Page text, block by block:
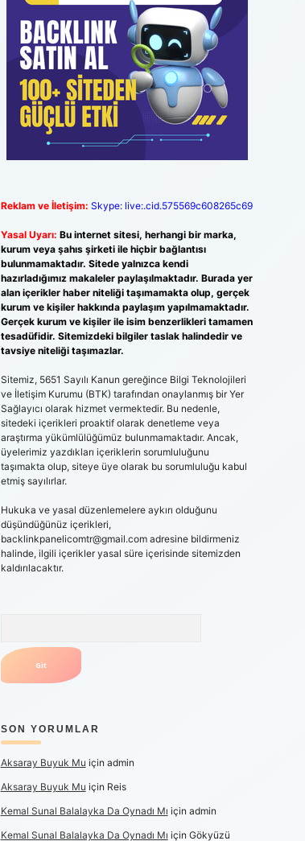
Reklam ve İletişim: Skype: live:.cid.575569c608265c69
Yasal Uyarı: Bu internet sitesi, herhangi bir marka,
kurum veya şahıs şirketi ile hiçbir bağlantısı
bulunmamaktadır. Sitede yalnızca kendi
hazırladığımız makaleler paylaşılmaktadır. Burada yer
alan içerikler haber niteliği taşımamakta olup, gerçek
kurum ve kişiler hakkında paylaşım yapılmamaktadır.
Gerçek kurum ve kişiler ile isim benzerlikleri tamamen
tesadüfidir. Sitemizdeki bilgiler taslak halindedir ve
tavsiye niteliği taşımazlar.
Sitemiz, 5651 Sayılı Kanun gereğince Bilgi Teknolojileri
ve İletişim Kurumu (BTK) tarafından onaylanmış bir Yer
Sağlayıcı olarak hizmet vermektedir. Bu nedenle,
sitedeki içerikleri proaktif olarak denetleme veya
araştırma yükümlülüğümüz bulunmamaktadır. Ancak,
üyelerimiz yazdıkları içeriklerin sorumluluğunu
taşımakta olup, siteye üye olarak bu sorumluluğu kabul
etmiş sayılırlar.
Hukuka ve yasal düzenlemelere aykırı olduğunu
düşündüğünüz içerikleri,
backlinkpanelicomtr@gmail.comadresine bildirmeniz
halinde, ilgili içerikler yasal süre içerisinde sitemizden
kaldırılacaktır.
SON YORUMLAR
Aksaray Buyuk Mu için admin
Aksaray Buyuk Mu için Reis
Kemal Sunal Balalayka Da Oynadı Mı için admin
Kemal Sunal Balalayka Da Oynadı Mı için Gökyüzü